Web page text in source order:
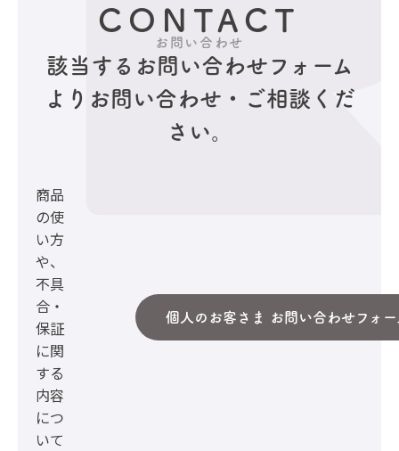
CONTACT
お問い合わせ
該当するお問い合わせフォーム
より お問い合わせ・ご相談くだ
さい。
商品
の使
い方
や、
不具
合・
保証
に関
する
内容
につ
いて
個人のお客さま お問い合わせフォー